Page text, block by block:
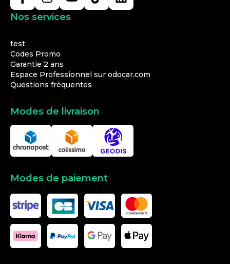
Nos services
test
Codes Promo
Garantie 2 ans
Espace Professionnel sur odocar.com
Questions fréquentes
Modes de livraison
Modes de paiement